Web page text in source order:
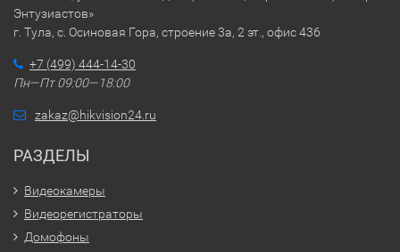
Энтузиастов»
г. Тула, с. Осиновая Гора, строение 3а, 2 эт., офис 436
+7 (499) 444-14-30
Пн—Пт 09:00—18:00
zakaz@hikvision24.ru
РАЗДЕЛЫ
Видеокамеры
Видеорегистраторы
Домофоны